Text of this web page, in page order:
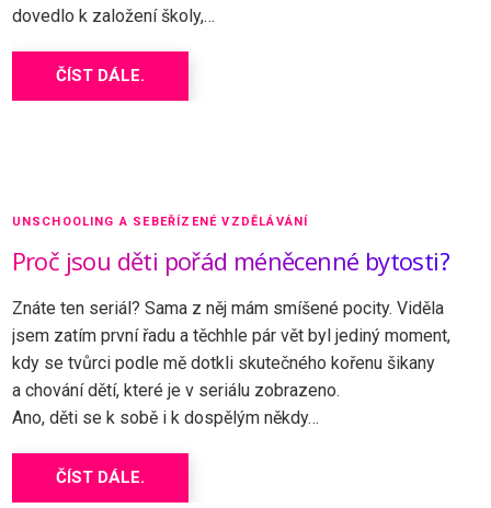
dovedlo k založení školy,…
ČÍST DÁLE.
UNSCHOOLING A SEBEŘÍZENÉ VZDĚLÁVÁNÍ
Proč jsou děti pořád méněcenné bytosti?
Znáte ten seriál? Sama z něj mám smíšené pocity. Viděla
jsem zatím první řadu a těchhle pár vět byl jediný moment,
kdy se tvůrci podle mě dotkli skutečného kořenu šikany
a chování dětí, které je v seriálu zobrazeno.
Ano, děti se k sobě i k dospělým někdy…
ČÍST DÁLE.